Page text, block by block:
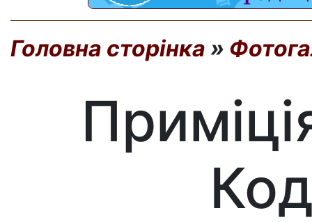
Головна сторінка »